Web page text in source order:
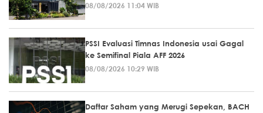
08/08/2026 11:04 WIB
PSSI Evaluasi Timnas Indonesia usai Gagal
ke Semifinal Piala AFF 2026
08/08/2026 10:29 WIB
Daftar Saham yang Merugi Sepekan, BACH